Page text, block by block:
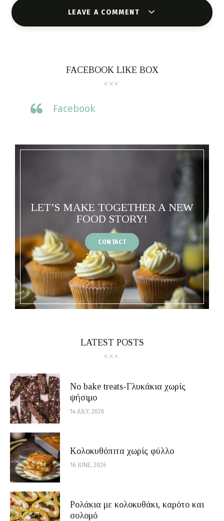
LEAVE A COMMENT
FACEBOOK LIKE BOX
Facebook
LET’S MAKE TOGETHER A NEW
FOOD STORY!
CONTACT
LATEST POSTS
No bake treats-Γλυκάκια χωρίς
ψήσιμο
14 JULY, 2026
Κολοκυθόπιτα χωρίς φύλλο
16 JUNE, 2026
Ρολάκια με κολοκυθάκι, καρότο και
σολομό